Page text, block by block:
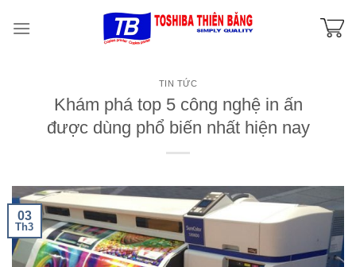
TIN TỨC
Khám phá top 5 công nghệ in ấn
được dùng phổ biến nhất hiện nay
03
Th3